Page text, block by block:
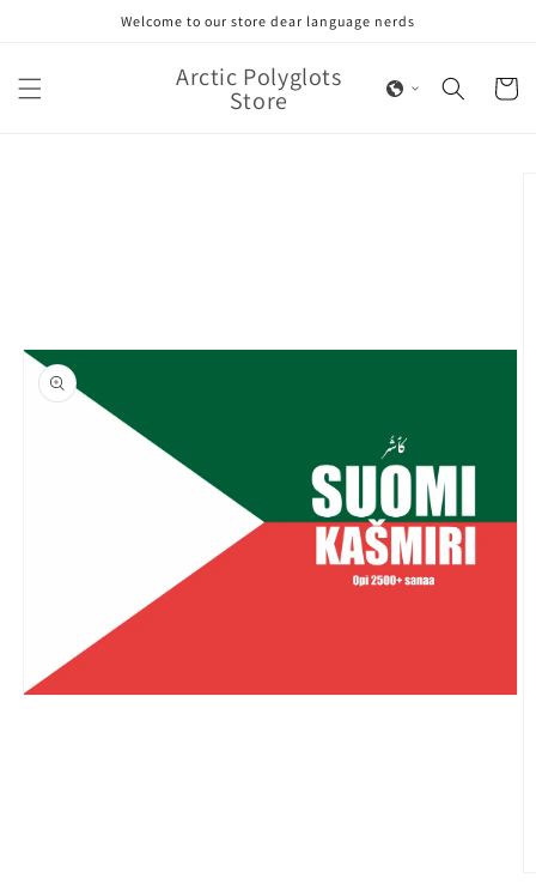
Welcome to our store dear language nerds
Arctic Polyglots
Store Cart